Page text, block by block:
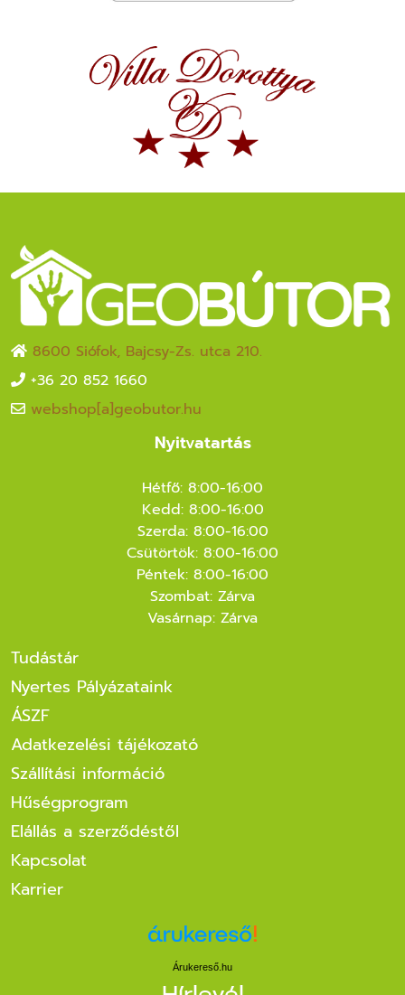
8600 Siófok, Bajcsy-Zs. utca 210.
+36 20 852 1660
webshop[a]geobutor.hu
Nyitvatartás
Hétfő: 8:00-16:00
Kedd: 8:00-16:00
Szerda: 8:00-16:00
Csütörtök: 8:00-16:00
Péntek: 8:00-16:00
Szombat: Zárva
Vasárnap: Zárva
Tudástár
Nyertes Pályázataink
ÁSZF
Adatkezelési tájékozató
Szállítási információ
Hűségprogram
Elállás a szerződéstől
Kapcsolat
Karrier
Árukereső.hu